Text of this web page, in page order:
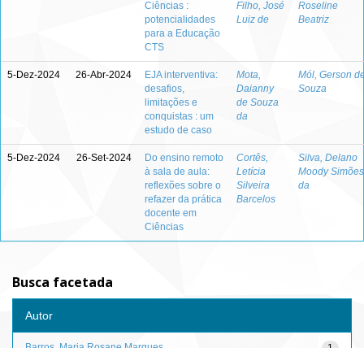
Ciências :
potencialidades
para a Educação
CTS
Filho, José
Luiz de
Roseline
Beatriz
5-Dez-2024 26-Abr-2024
EJA interventiva:
desafios,
limitações e
conquistas : um
estudo de caso
Mota,
Daianny
de Souza
da
Mól, Gerson
Souza
5-Dez-2024 26-Set-2024
Do ensino remoto
à sala de aula:
reflexões sobre o
refazer da prática
docente em
Ciências
Cortês,
Letícia
Silveira
Barcelos
Silva, Delano
Moody Simões
da
Busca facetada
Autor